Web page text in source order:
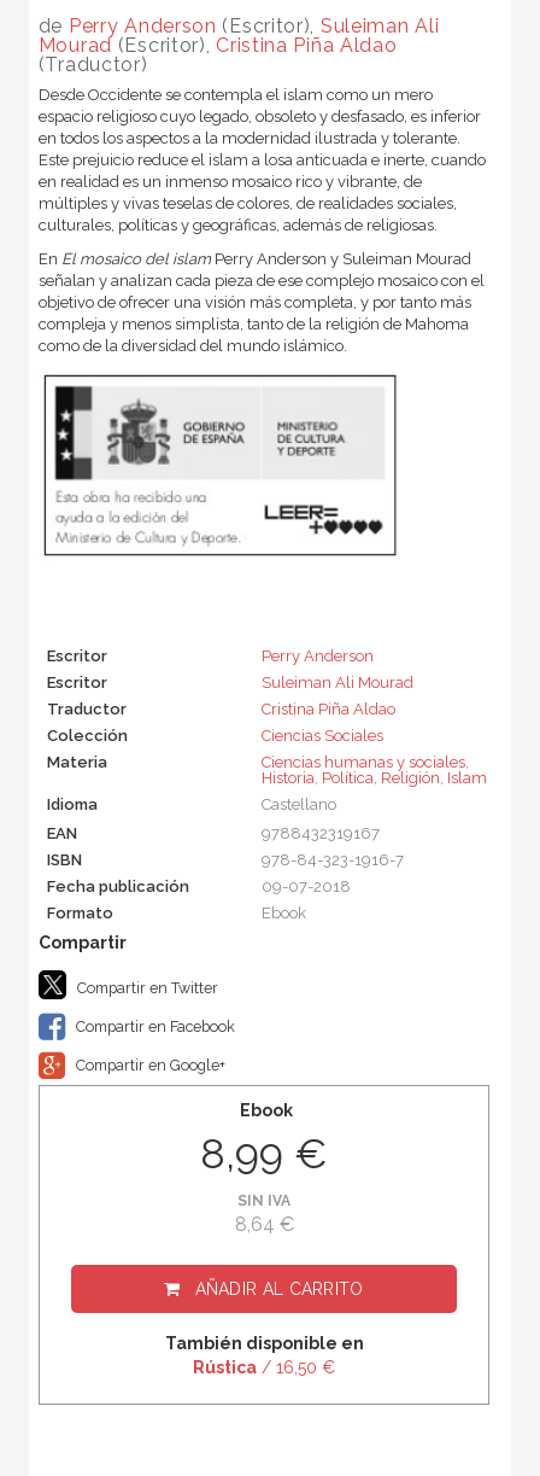
de Perry Anderson (Escritor), Suleiman Ali
Mourad (Escritor), Cristina Piña Aldao
(Traductor)
Desde Occidente se contempla el islam como un mero
espacio religioso cuyo legado, obsoleto y desfasado, es inferior
en todos los aspectos a la modernidad ilustrada y tolerante.
Este prejuicio reduce el islam a losa anticuada e inerte, cuando
en realidad es un inmenso mosaico rico y vibrante, de
múltiples y vivas teselas de colores, de realidades sociales,
culturales, políticas y geográficas, además de religiosas.
En El mosaico del islamPerry Anderson y Suleiman Mourad
señalan y analizan cada pieza de ese complejo mosaico con el
objetivo de ofrecer una visión más completa, y por tanto más
compleja y menos simplista, tanto de la religión de Mahoma
como de la diversidad del mundo islámico.
Escritor
Perry Anderson
Escritor
Suleiman Ali Mourad
Traductor
Cristina Piña Aldao
Colección
Ciencias Sociales
Materia
Ciencias humanas y sociales,
Historia, Política, Religión, Islam
Idioma
Castellano
EAN
9788432319167
ISBN
978-84-323-1916-7
Fecha publicación
09-07-2018
Formato
Ebook
Compartir en Twitter
Compartir en Facebook
Compartir en Google+
Ebook
8,99 €
SIN IVA
8,64 €
AÑADIR AL CARRITO
También disponible en
Rústica / 16,50 €